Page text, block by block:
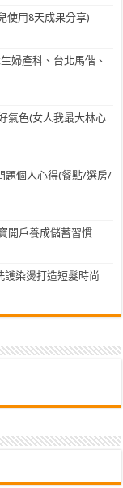
使用8天成果分享)
婦產科、台北馬偕、
氣色(女人我最大林心
題個人心得(餐點/選房/
開戶養成儲蓄習慣
護染燙打造短髮時尚